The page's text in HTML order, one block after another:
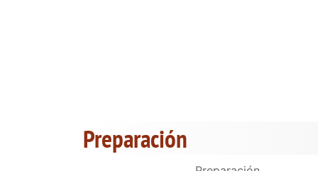
Preparación